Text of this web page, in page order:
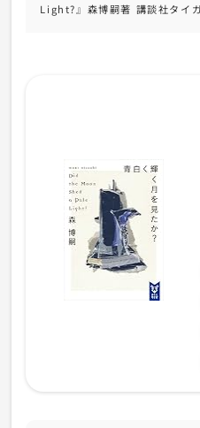
Light?』森博嗣著 講談社タイ